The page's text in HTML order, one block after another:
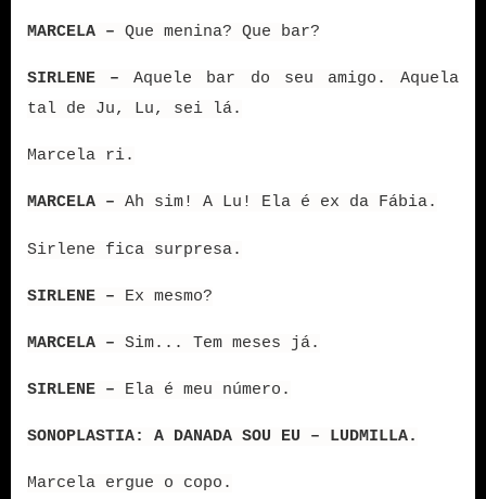
MARCELA – Que menina? Que bar?
SIRLENE –Aquele bar do seu amigo. Aquela
tal de Ju, Lu, sei lá.
Marcela ri.
MARCELA – Ah sim! A Lu! Ela é ex da Fábia.
Sirlene fica surpresa.
SIRLENE – Ex mesmo?
MARCELA – Sim... Tem meses já.
SIRLENE – Ela é meu número.
SONOPLASTIA: A DANADA SOU EU – LUDMILLA.
Marcela ergue o copo.